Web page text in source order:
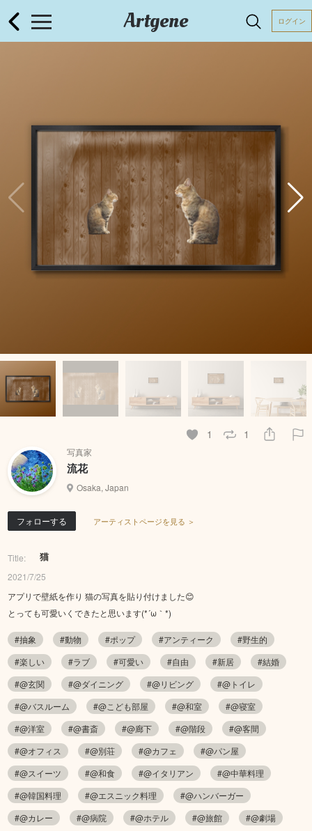
Artgene ログイン
1 1
写真家
流花
Osaka, Japan
フォローする アーティストページを見る ＞
Title: 猫
2021/7/25
アプリで壁紙を作り 猫の写真を貼り付けました😊
とっても可愛いくできたと思います(*´ω｀*)
#抽象 #動物 #ポップ #アンティーク
#野生的
#楽しい
#ラブ #可愛い #自由 #新居
#結婚
#@玄関
#@ダイニング #@リビング
#@トイレ
#@バスルーム
#@こども部屋 #@和室
#@寝室
#@洋室
#@書斎 #@廊下 #@階段
#@客間
#@オフィス
#@別荘 #@カフェ
#@パン屋
#@スイーツ
#@和食 #@イタリアン
#@中華料理
#@韓国料理
#@エスニック料理
#@ハンバーガー
#@カレー
#@病院 #@ホテル #@旅館
#@劇場